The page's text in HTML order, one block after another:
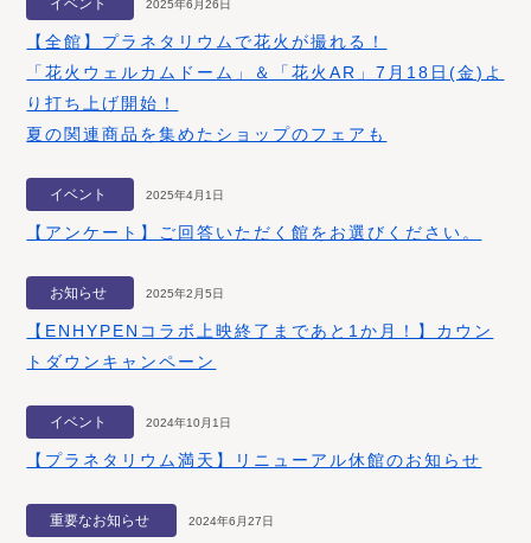
イベント 2025年6月26日
【全館】プラネタリウムで花火が撮れる！
「花火ウェルカムドーム」＆「花火AR」7月18日(金)よ
り打ち上げ開始！
夏の関連商品を集めたショップのフェアも
イベント 2025年4月1日
【アンケート】ご回答いただく館をお選びください。
お知らせ 2025年2月5日
【ENHYPENコラボ上映終了まであと1か月！】カウン
トダウンキャンペーン
イベント 2024年10月1日
【プラネタリウム満天】リニューアル休館のお知らせ
重要なお知らせ 2024年6月27日